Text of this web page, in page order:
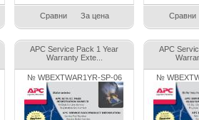
Сравни За цена Сравни
APC Service Pack 1 Year
Warranty Exte...
№ WBEXTWAR1YR-SP-06
APC
№